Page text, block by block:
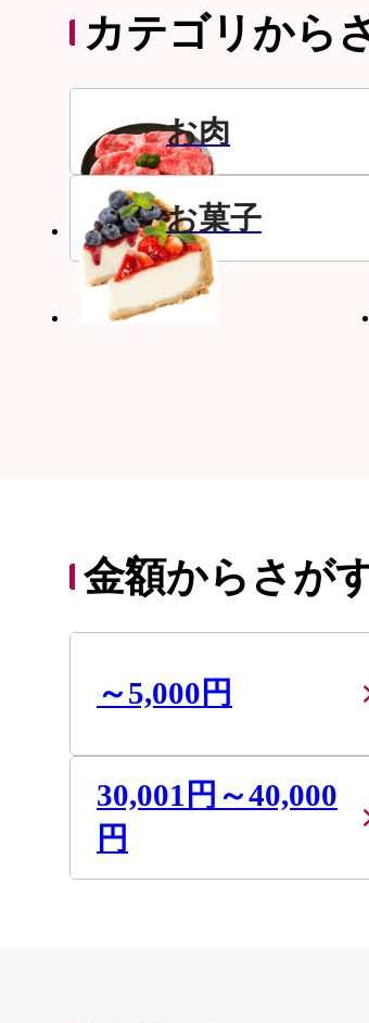
カテゴリから
お肉
お菓子
金額からさが
～5,000円
30,001円～40,000
円